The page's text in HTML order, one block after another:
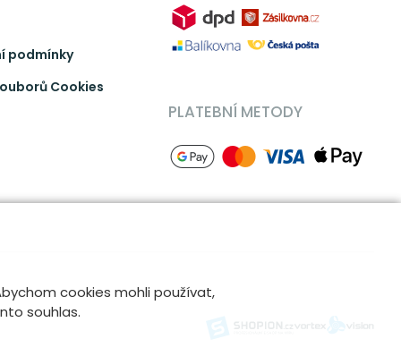
podmínky
Cookies
PLATEBNÍ METODY
cookies mohli používat,
souhlas.